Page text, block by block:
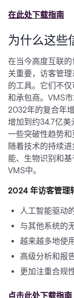
在此处下载指南
为什么这些
在当今高度互联
关重要，访客管
的工具。它们不
和承包商。VMS
2032年的复合年
增加到约34.7亿
一些突破性趋势和
随着技术的持续
能、生物识别和
VMS中。
2024 年访客管理
人工智能驱动
与其他系统的
越来越多地使
高级分析和报
更加注重合规
点击此处下载指南